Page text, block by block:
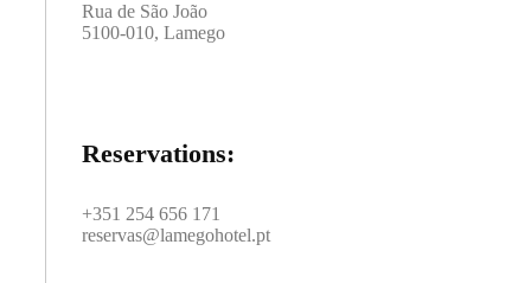
Rua de São João
5100-010, Lamego
Reservations:
+351 254 656 171
reservas@lamegohotel.pt